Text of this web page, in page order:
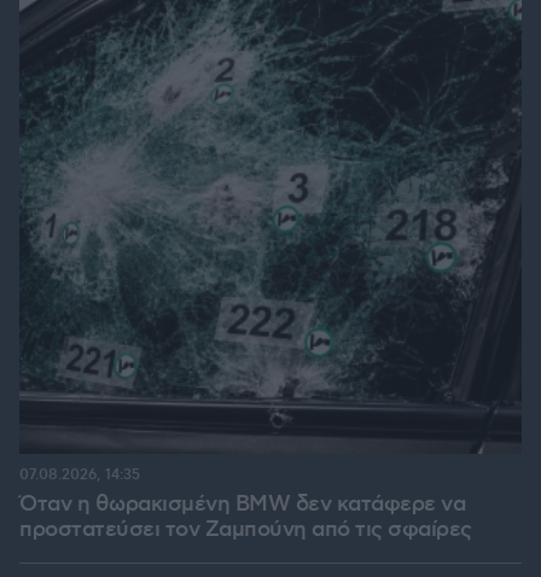
Όταν η θωρακισμένη BMW δεν κατάφερε να
προστατεύσει τον Ζαμπούνη από τις σφαίρες
07.08.2026, 14:35